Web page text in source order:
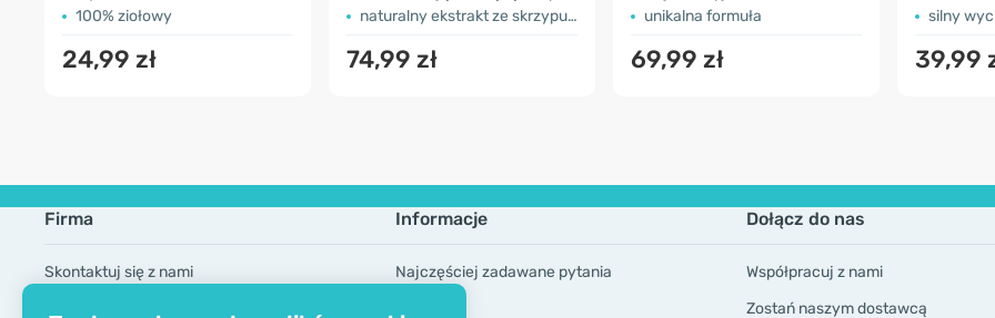
100% ziołowy
24,99 zł
naturalny ekstrakt ze skrzypu polnego
74,99 zł
unikalna formuła
69,99 zł
silny
39,99
Firma
Skontaktuj się z nami
Informacje
Najczęściej zadawane pytania
Dołącz do nas
Współpracuj z nami
Zostań naszym dostawcą